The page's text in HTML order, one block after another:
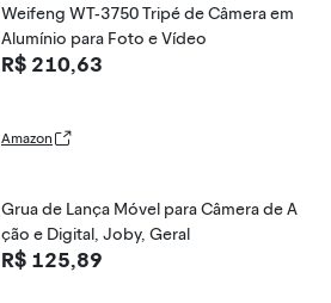
Weifeng WT-3750 Tripé de Câmera em
Alumínio para Foto e Vídeo
R$ 210,63
Amazon
Grua de Lança Móvel para Câmera de A
ção e Digital, Joby, Geral
R$ 125,89